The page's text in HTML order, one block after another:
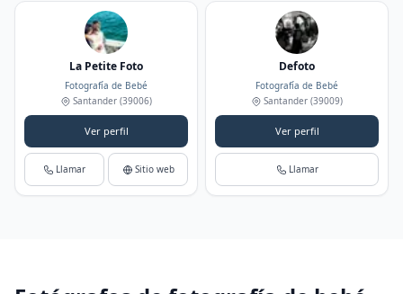
La Petite Foto
Fotografía de Bebé
Santander (39006)
Ver perfil
Llamar Sitio web
Defoto
Fotografía de Bebé
Santander (39009)
Ver perfil
Llamar